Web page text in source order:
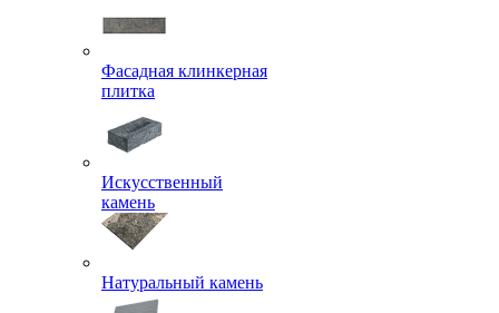
Фасадная клинкерная
плитка
Искусственный
камень
Натуральный камень